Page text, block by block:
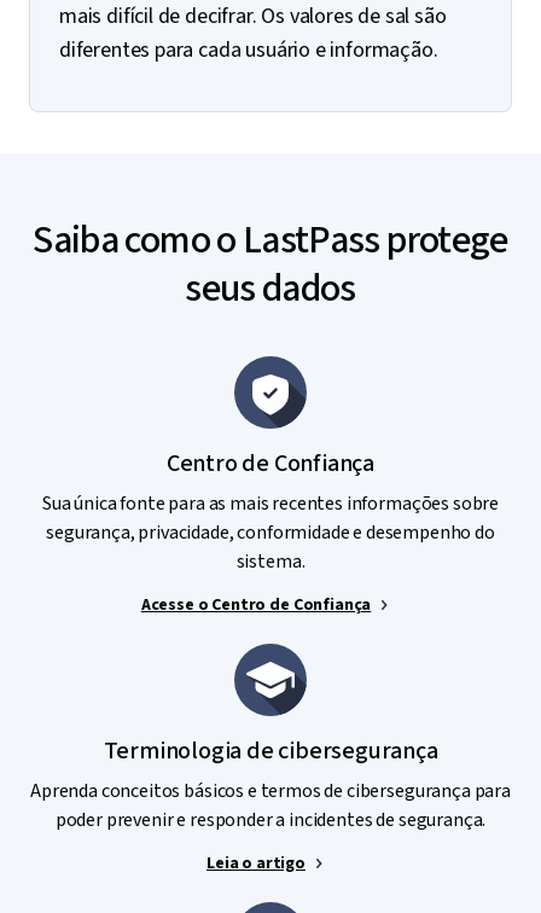
mais difícil de decifrar. Os valores de sal são
diferentes para cada usuário e informação.
Saiba como o LastPass protege
seus dados
Centro de Confiança
Sua única fonte para as mais recentes informações sobre
segurança, privacidade, conformidade e desempenho do
sistema.
Acesse o Centro de Confiança
Terminologia de cibersegurança
Aprenda conceitos básicos e termos de cibersegurança para
poder prevenir e responder a incidentes de segurança.
Leia o artigo